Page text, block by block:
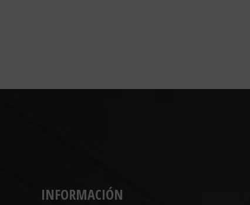
INFORMACIÓN